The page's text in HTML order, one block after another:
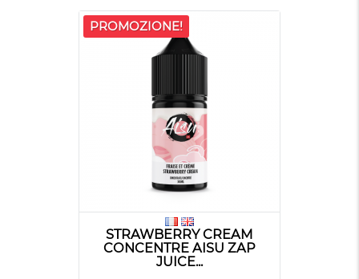
PROMOZIONE!
STRAWBERRY CREAM
CONCENTRE AISU ZAP
JUICE...